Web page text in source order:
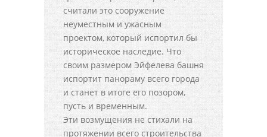
считали это сооружение
неуместным и ужасным
проектом, который испортил бы
историческое наследие. Что
своим размером Эйфелева башня
испортит панораму всего города
и станет в итоге его позором,
пусть и временным.
Эти возмущения не стихали на
протяжении всего строительства